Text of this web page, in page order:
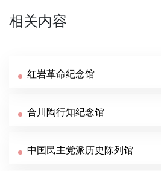
相关内容
红岩革命纪念馆
合川陶行知纪念馆
中国民主党派历史陈列馆